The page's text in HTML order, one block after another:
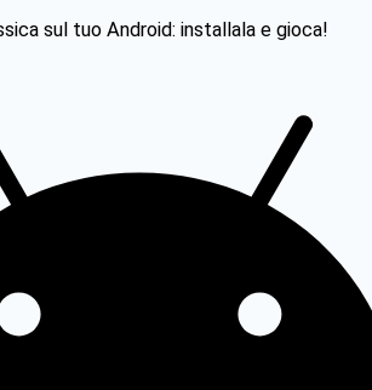
sul tuo Android: installala e gioca!